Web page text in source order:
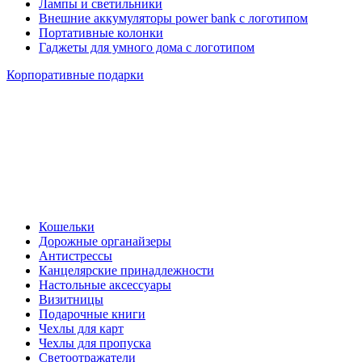
Лампы и светильники
Внешние аккумуляторы power bank с логотипом
Портативные колонки
Гаджеты для умного дома с логотипом
Корпоративные подарки
Кошельки
Дорожные органайзеры
Антистрессы
Канцелярские принадлежности
Настольные аксессуары
Визитницы
Подарочные книги
Чехлы для карт
Чехлы для пропуска
Светоотражатели